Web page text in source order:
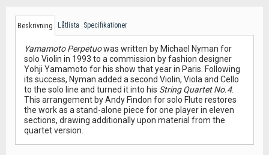
Beskrivning Låtlista Specifikationer
Yamamoto Perpetuowas written by Michael Nyman for
solo Violin in 1993 to a commission by fashion designer
Yohji Yamamoto for his show that year in Paris. Following
its success, Nyman added a second Violin, Viola and Cello
to the solo line and turned it into his String Quartet No.4.
This arrangement by Andy Findon for solo Flute restores
the work as a stand-alone piece for one player in eleven
sections, drawing additionally upon material from the
quartet version.